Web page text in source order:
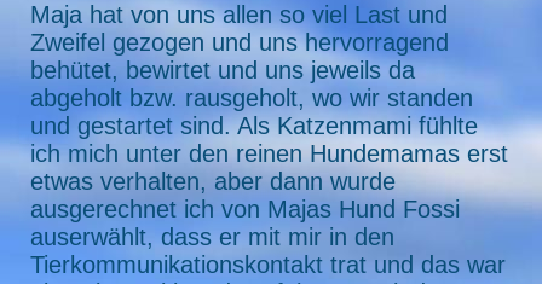
Maja hat von uns allen so viel Last und
Zweifel gezogen und uns hervorragend
behütet, bewirtet und uns jeweils da
abgeholt bzw. rausgeholt, wo wir standen
und gestartet sind. Als Katzenmami fühlte
ich mich unter den reinen Hundemamas erst
etwas verhalten, aber dann wurde
ausgerechnet ich von Majas Hund Fossi
auserwählt, dass er mit mir in den
Tierkommunikationskontakt trat und das war